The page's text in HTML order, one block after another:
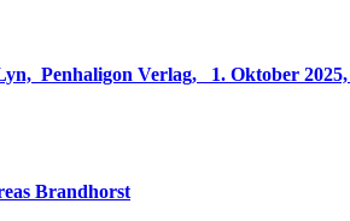
1. Oktober 2025, ‎ Deutsche Erstausgabe, Seitenzahl
Brandhorst